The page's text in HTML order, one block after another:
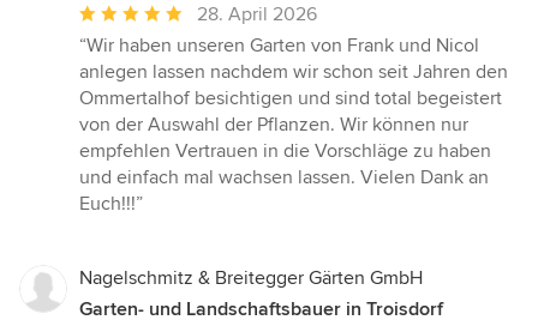
Durchschnittliche
Bewertung:
5
von
5
Sternen
28. April 2026
“Wir haben unseren Garten von Frank und Nicol
anlegen lassen nachdem wir schon seit Jahren den
Ommertalhof besichtigen und sind total begeistert
von der Auswahl der Pflanzen. Wir können nur
empfehlen Vertrauen in die Vorschläge zu haben
und einfach mal wachsen lassen. Vielen Dank an
Euch!!!”
Nagelschmitz & Breitegger Gärten GmbH
Garten- und Landschaftsbauer in Troisdorf